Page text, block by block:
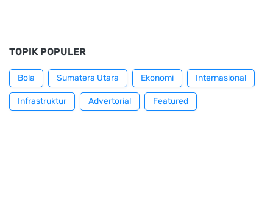
TOPIK POPULER
Bola Sumatera Utara Ekonomi Internasional
Infrastruktur Advertorial Featured